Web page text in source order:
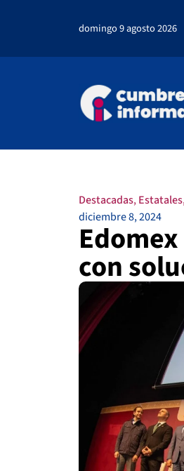
domingo 9 agosto 2026
Destacadas,Estatales
diciembre 8, 2024
con